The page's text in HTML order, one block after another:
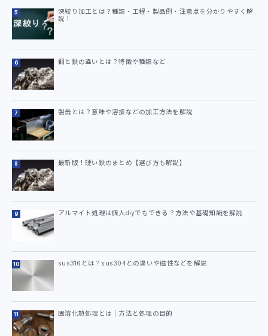
深絞り加工とは？種類・工程・製品例・注意点を分かりやすく解
説！
鋼と鉄の違いとは？特徴や種類など
製缶とは？意味や溶接などの加工方法を解説
最新版！硬い鉄のまとめ【選び方も解説】
アルマイト処理は個人diyでもできる？方法や基礎知識を解説
sus316とは？sus304との違いや磁性などを解説
固溶化熱処理とは｜方法と処理の目的